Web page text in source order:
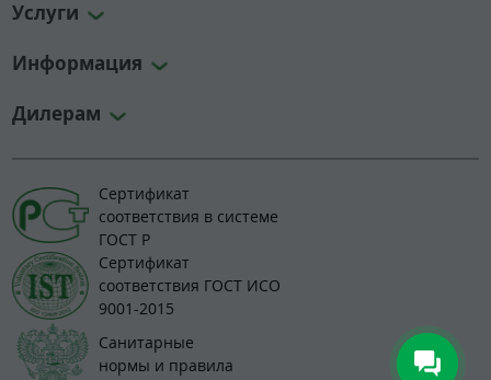
Услуги
Информация
Дилерам
Сертификат
соответствия в системе
ГОСТ Р
Сертификат
соответствия ГОСТ ИСО
9001-2015
Санитарные
нормы и правила